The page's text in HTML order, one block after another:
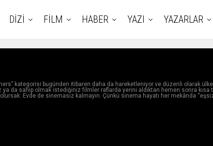
DİZİ FİLM HABER YAZI YAZARLAR
kategorisi bugünden itibaren daha da hareketleniyor ve düzenli olarak
ya da sahip olmak istediğiniz filmler raflarda yerini aldıktan hemen sonra kısa
Evde de sinemasız kalmayın. Çünkü sinema hayatı her mekânda